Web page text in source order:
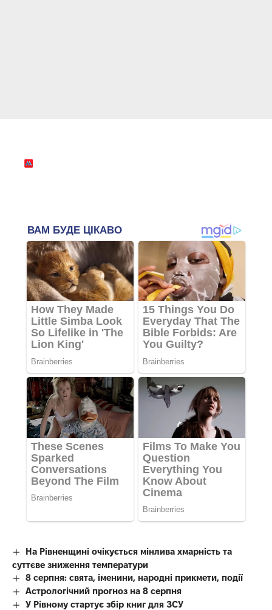
На Рівненщині очікується мінлива хмарність та
суттєве зниження температури
8 серпня: свята, іменини, народні прикмети, події
Астрологічний прогноз на 8 серпня
У Рівному стартує збір книг для ЗСУ